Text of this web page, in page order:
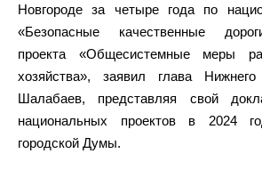
Новгороде за четыре года по
«Безопасные качественные
проекта «Общесистемные меры
хозяйства», заявил глава
Шалабаев, представляя свой
национальных проектов в 2024
городской Думы.